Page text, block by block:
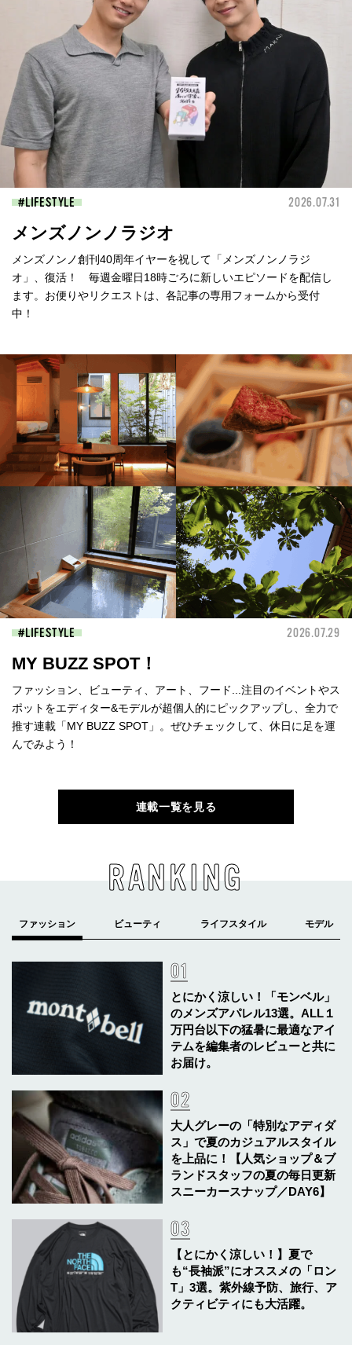
LIFESTYLE 2026.07.31
メンズノンノラジオ
メンズノンノ創刊40周年イヤーを祝して「メンズノンノラジ
オ」、復活！ 毎週金曜日18時ごろに新しいエピソードを配信し
ます。お便りやリクエストは、各記事の専用フォームから受付
中！
LIFESTYLE 2026.07.29
MY BUZZ SPOT！
ファッション、ビューティ、アート、フード...注目のイベントやス
ポットをエディター&モデルが超個人的にピックアップし、全力で
推す連載「MY BUZZ SPOT」。ぜひチェックして、休日に足を運
んでみよう！
連載一覧を見る
RANKING
とにかく涼しい！「モンベル」
のメンズアパレル13選。ALL１
万円台以下の猛暑に最適なアイ
テムを編集者のレビューと共に
お届け。
大人グレーの「特別なアディダ
ス」で夏のカジュアルスタイル
を上品に！【人気ショップ＆ブ
ランドスタッフの夏の毎日更新
スニーカースナップ／DAY6】
【とにかく涼しい！】夏で
も“長袖派”にオススメの「ロン
T」3選。紫外線予防、旅行、ア
クティビティにも大活躍。